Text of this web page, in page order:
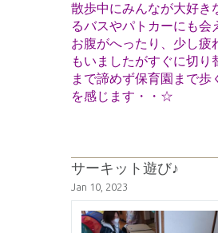
散歩中にみんなが大好き
るバスやパトカーにも会
お腹がへったり、少し疲
もいましたがすぐに切り
まで諦めず保育園まで歩
を感じます・・☆
サーキット遊び♪
Jan 10, 2023